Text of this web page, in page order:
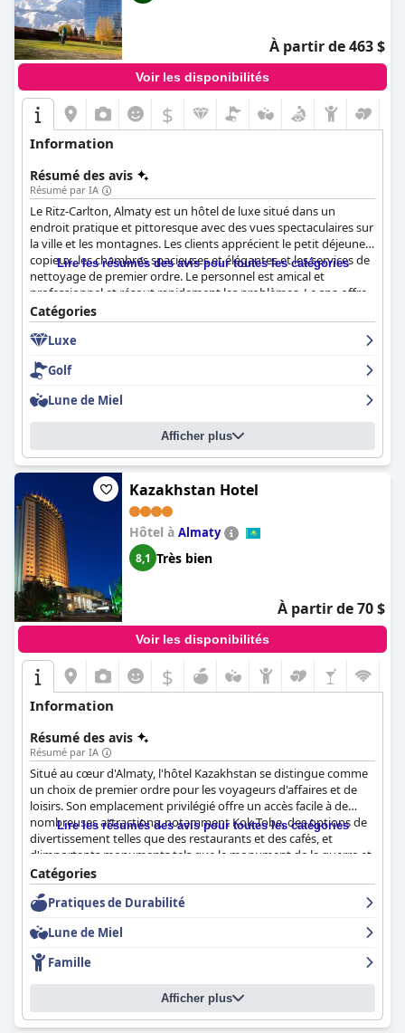
À partir de 463 $
Voir les disponibilités
$
Information
Résumé des avis
Résumé par IA
Le Ritz-Carlton, Almaty est un hôtel de luxe situé dans un
endroit pratique et pittoresque avec des vues spectaculaires sur
la ville et les montagnes. Les clients apprécient le petit déjeuner
copieux, les chambres spacieuses et élégantes et les services de
nettoyage de premier ordre. Le personnel est amical et
professionnel et résout rapidement les problèmes. Le spa offre
d'excellents services malgré quelques petits inconvénients. Dans
l'ensemble, l'hôtel est exceptionnel et surprenant, certains
clients le considérant comme l'un des meilleurs hôtels du
monde. Il répond à des normes internationales élevées et offre
à ses clients une expérience sûre et accueillante.
Lire les résumés des avis pour toutes les catégories
Catégories
Luxe
Golf
Lune de Miel
Afficher plus
Kazakhstan Hotel
Hôtel à Almaty
8,1 Très bien
À partir de 70 $
Voir les disponibilités
$
Information
Résumé des avis
Résumé par IA
Situé au cœur d'Almaty, l'hôtel Kazakhstan se distingue comme
un choix de premier ordre pour les voyageurs d'affaires et de
loisirs. Son emplacement privilégié offre un accès facile à de
nombreuses attractions, notamment Kok-Tobe, des options de
divertissement telles que des restaurants et des cafés, et
d'importants monuments tels que le monument de la guerre et
le monument de l'Indépendance. Les vues imprenables depuis
les étages supérieurs, en particulier le 25e, offrent des aperçus à
couper le souffle sur les montagnes et le paysage urbain,
Le petit-déjeuner à l'hôtel Kazakhstan est largement salué pour
son offre délicieuse et variée, avec une gamme de plats bien
préparés, notamment des pâtisseries fraîches, des options
copieuses et un poste d'œufs remarquable. Malgré la foule
occasionnelle et les critiques mitigées sur la qualité du café,
Lire les résumés des avis pour toutes les catégories
Catégories
Pratiques de Durabilité
Lune de Miel
Famille
Afficher plus